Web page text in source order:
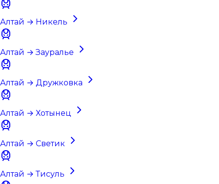
Алтай → Никель
Алтай → Зауралье
Алтай → Дружковка
Алтай → Хотынец
Алтай → Светик
Алтай → Тисуль